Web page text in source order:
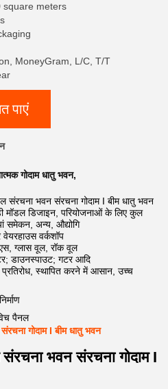
square meters
MoneyGram, L/C, T/T
पाएं
गोदाम धातु भवन,
संरचना भवन संरचना गोदाम I बीम धातु भवन
मॉडल डिजाइन, परियोजनाओं के लिए कुल
समेकन, अन्य, औद्योगि
वर्कशॉप
ग्लास वूल, रॉक वूल
डाउनस्पाउट; गटर आदि
स्थापित करने में आसान, उच्च
पैनल
गोदाम I बीम धातु भवन
संरचना भवन संरचना गोदाम I